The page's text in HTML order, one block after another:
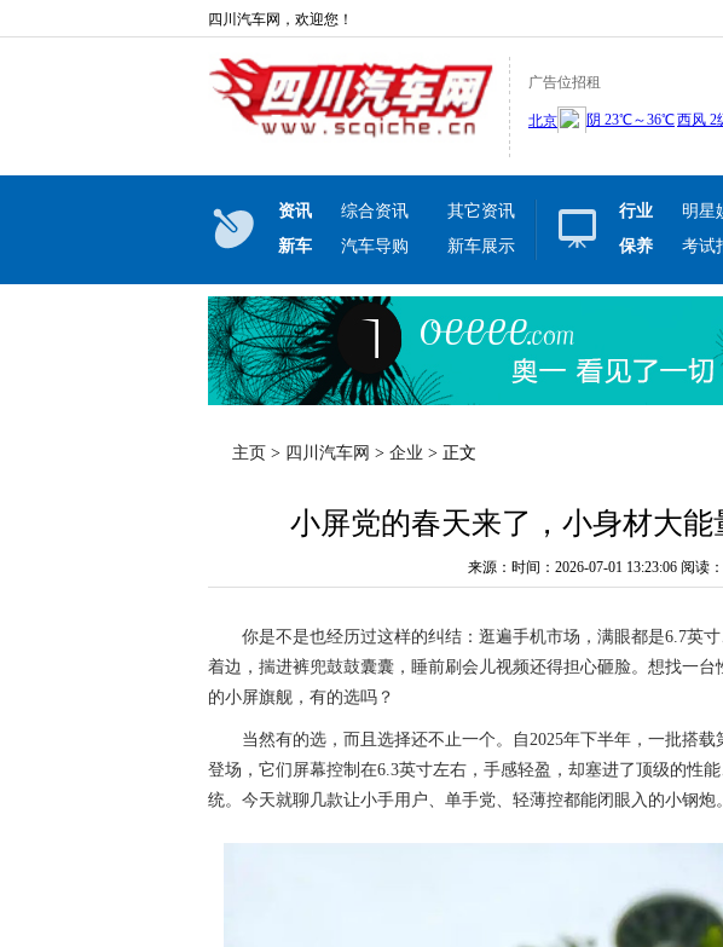
四川汽车网，欢迎您！
广告位招租
资讯 综合资讯
其它资讯
新车
汽车导购 新车展示
行业 明星
保养
考试
主页 > 四川汽车网 > 企业 > 正文
小屏党的春天来了，小身材大
来源：时间：2026-07-01 13:23:06 阅读
你是不是也经历过这样的纠结：逛遍手机市场，满眼都是6.7英
着边，揣进裤兜鼓鼓囊囊，睡前刷会儿视频还得担心砸脸。想找一
的小屏旗舰，有的选吗？
当然有的选，而且选择还不止一个。自2025年下半年，一批搭
登场，它们屏幕控制在6.3英寸左右，手感轻盈，却塞进了顶级的性
统。今天就聊几款让小手用户、单手党、轻薄控都能闭眼入的小钢炮。